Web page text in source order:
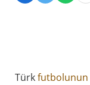
Türkfutbolunun